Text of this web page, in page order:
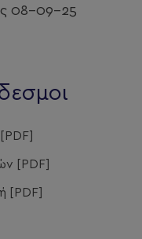
08-09-25
[PDF]
[PDF]